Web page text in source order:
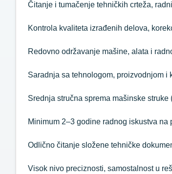
Čitanje i tumačenje tehničkih crteža,
Kontrola kvaliteta izrađenih delova,
Redovno održavanje mašine, alata i
Saradnja sa tehnologom, proizvodnjom i
Srednja stručna sprema mašinske
Minimum 2–3 godine radnog iskustva
Odlično čitanje složene tehničke
Visok nivo preciznosti, samostalnost u